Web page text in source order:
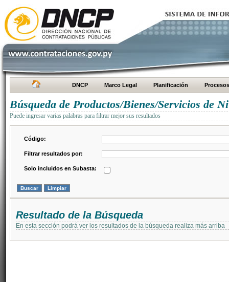
DNCP Marco Legal Planificación Procesos
Búsqueda de Productos/Bienes/Servicios de
Puede ingresar varias palabras para filtrar mejor sus resultados
Código:
Filtrar resultados por:
Solo incluidos en Subasta:
Resultado de la Búsqueda
En esta sección podrá ver los resultados de la búsqueda realiza más arriba